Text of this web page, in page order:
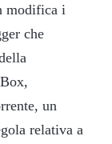
modifica i
che
un
relativa a